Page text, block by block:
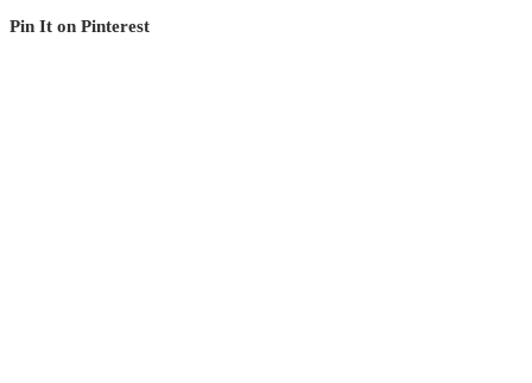
Pin It on Pinterest